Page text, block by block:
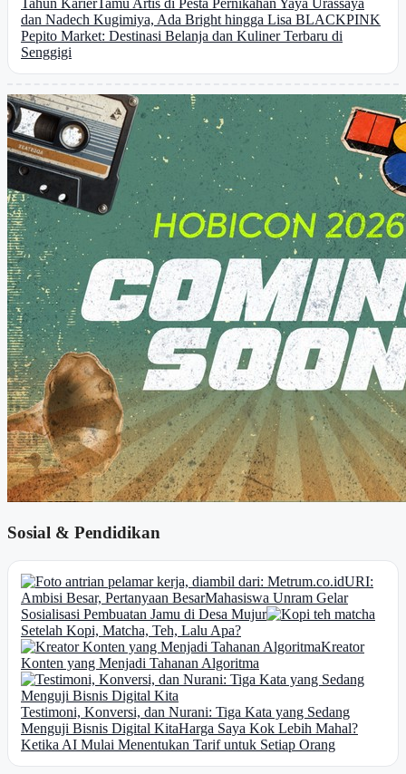
Tahun KarierTamu Artis di Pesta Pernikahan Yaya Urassaya
dan Nadech Kugimiya, Ada Bright hingga Lisa BLACKPINK
Pepito Market: Destinasi Belanja dan Kuliner Terbaru di
Senggigi
Sosial & Pendidikan
URI:
Ambisi Besar, Pertanyaan BesarMahasiswa Unram Gelar
Sosialisasi Pembuatan Jamu di Desa Mujur
Setelah Kopi, Matcha, Teh, Lalu Apa?
Kreator
Konten yang Menjadi Tahanan Algoritma
Testimoni, Konversi, dan Nurani: Tiga Kata yang Sedang
Menguji Bisnis Digital KitaHarga Saya Kok Lebih Mahal?
Ketika AI Mulai Menentukan Tarif untuk Setiap Orang